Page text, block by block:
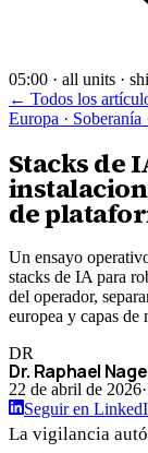
05:00 · all units ·
← Todos los
Europa ·
Stacks de
de
Un ensayo
stacks de IA para
del operador,
europea y capas de
DR
Dr. Raphael
22 de abril de 2026·
Seguir en
La vigilancia